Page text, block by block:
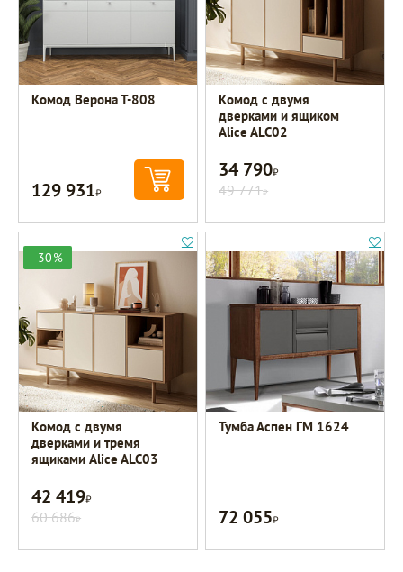
Комод Верона Т-808
129 931Р
Комод с двумя
дверками и ящиком
Alice ALC02
34 790Р
49 771Р
-30%
Комод с двумя
дверками и тремя
ящиками Alice ALC03
42 419Р
60 686Р
Тумба Аспен ГМ 1624
72 055Р